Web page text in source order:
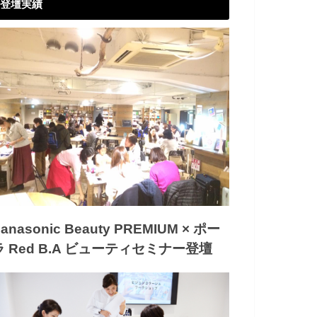
登壇実績
Beauty PREMIUM × ポー
Red B.A ビューティセミナー登壇